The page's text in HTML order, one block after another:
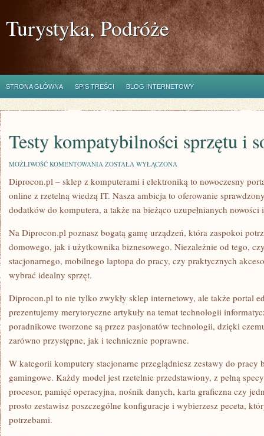
Turystyka, Podróże
STRONA GŁÓWNA SPIS TREŚCI BLOG INTERNETOWY
Testy kompatybilności sprzętu i
MOŻLIWOŚĆ KOMENTOWANIA TESTY
SPRZĘTU
SOFTWARE’U
ZOSTAŁA WYŁĄCZONA
Diprocon.pl – sklep z komputerami i elektroniką to nowoczesny
online z rzetelną wiedzą IT. Nasza ambicja to oferowanie
dodatków do komputera, a także na bieżąco uzupełnianych nowości
Na Diprocon.pl poznasz bogatą gamę urządzeń, która zaspokoi
domowego, jak i użytkownika biznesowego. Niezależnie od tego,
stacjonarnego, mobilnego laptopa do pracy, czy praktycznych
wybrać idealny sprzęt.
Diprocon.pl to nie tylko zwykły sklep internetowy, ale także portal
prezentujemy merytoryczne artykuły na temat technologii
poradnikowe tworzone są przez pasjonatów technologii, dzięki
zarówno przystępne, jak i technicznie poprawne.
W kategorii komputery stacjonarne przeglądniesz zestawy do
gamingowe. Każdy model jest rzetelnie przedstawiony, z pełną
procesor, pamięć operacyjna, nośnik danych, karta graficzna czy
prosto zestawisz poszczególne konfiguracje i wybierzesz peceta,
potrzebami.